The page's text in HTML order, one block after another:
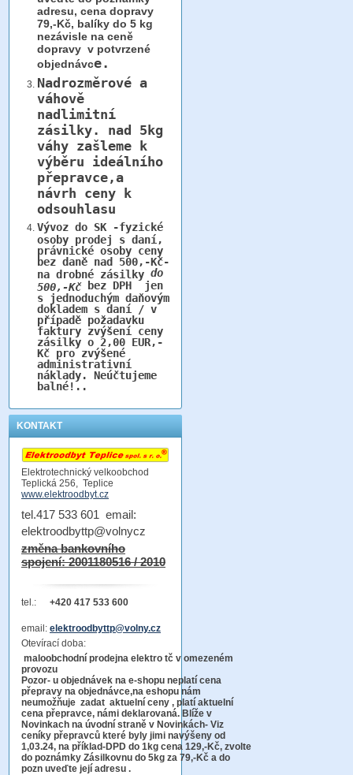
adresu, cena dopravy
79,-Kč, balíky do 5 kg
nezávisle na ceně
dopravy v potvrzené
objednávce.
Nadrozměrové a
váhově
nadlimitní
zásilky. nad 5kg
váhy zašleme k
výběru ideálního
přepravce,a
návrh ceny k
odsouhlasu
Vývoz do SK -fyzické
osoby prodej s daní,
právnické osoby ceny
bez daně nad 500,-Kč-
na drobné zásilky do
500,-Kčbez DPH jen
s jednoduchým daňovým
dokladem s daní / v
případě požadavku
faktury zvýšení ceny
zásilky o 2,00 EUR,-
Kč pro zvýšené
administrativní
náklady. Neúčtujeme
balné!..
KONTAKT
Elektrotechnický velkoobchod
Teplická 256, Teplice
www.elektroodbyt.cz
tel.417 533 601 email:
elektroodbyttp@volnycz
změna bankovního
spojení: 2001180516 / 2010
tel.: +420 417 533 600
email: elektroodbyttp@volny.cz
Otevírací doba:
maloobchodní prodejna elektro tč v omezeném
provozu
Pozor- u objednávek na e-shopu neplatí cena
přepravy na objednávce,na eshopu nám
neumožňuje zadat aktuelní ceny , platí aktuelní
cena přepravce, námi deklarovaná. Blíže v
Novinkach na úvodní straně v Novinkách- Viz
ceníky přepravců které byly jimi navýšeny od
1,03.24, na příklad-DPD do 1kg cena 129,-Kč, zvolte
do poznámky Zásilkovnu do 5kg za 79,-Kč a do
pozn uveďte její adresu .